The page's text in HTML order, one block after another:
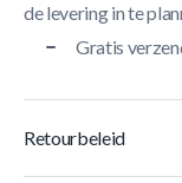
de levering in te
Gratis
Retourbeleid